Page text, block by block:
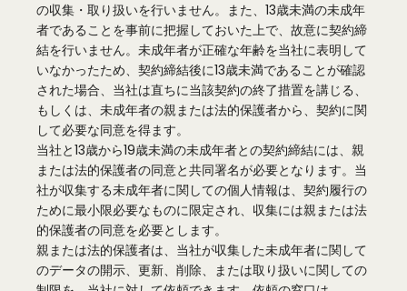
の収集・取り扱いを行いません。また、13歳未満の未成年
者であることを事前に把握しておいた上で、故意に契約締
結を行いません。未成年者が正確な年齢を当社に表明して
いなかったため、契約締結後に13歳未満であることが確認
された場合、当社は直ちに当該契約の終了措置を講じる、
もしくは、未成年者の親または法的保護者から、契約に関
して必要な同意を得ます。
当社と13歳から19歳未満の未成年者との契約締結には、親
または法的保護者の同意と共同署名が必要となります。当
社が収集する未成年者に関しての個人情報は、契約履行の
ために最小限必要なものに限定され、収集には親または法
的保護者の同意を必要とします。
親または法的保護者は、当社が収集した未成年者に関して
のデータの開示、更新、削除、または取り扱いに関しての